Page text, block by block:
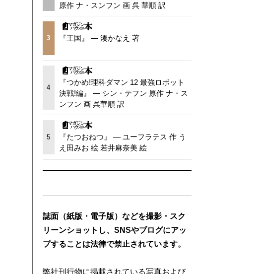
原作 ナ・スンフン 画 呉 華順 訳
3 『王国』 — 湊かなえ 著
4
『つかめ!理科ダマン 12 最強ロボット
決戦!編』 — シン・テフン 原作 ナ・ス
ンフン 画 呉華順 訳
5
『たつおねつ』 — ユーフラテス 作 う
え田みお 絵 若井麻奈美 絵
誌面（紙版・電子版）などを撮影・スク
リーンショットし、SNSやブログにアッ
プすることは法律で禁止されています。
弊社刊行物に掲載されている写真および